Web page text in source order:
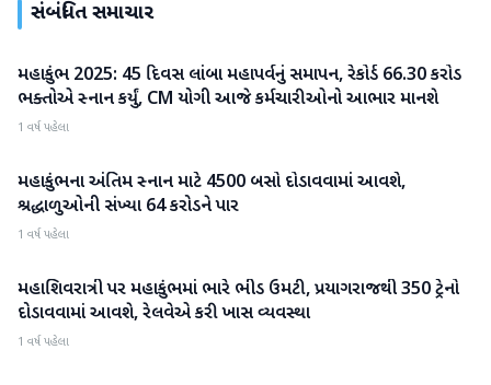
સંબંધિત સમાચાર
મહાકુંભ
મહાકુંભ 2025: 45 દિવસ લાંબા મહાપર્વનું સમાપન, રેકોર્ડ 66.30 કરોડ
ભક્તોએ સ્નાન કર્યું, CM યોગી આજે કર્મચારીઓનો આભાર માનશે
1 વર્ષ પહેલા
મહાકુંભ
મહાકુંભના અંતિમ સ્નાન માટે 4500 બસો દોડાવવામાં આવશે,
શ્રદ્ધાળુઓની સંખ્યા 64 કરોડને પાર
1 વર્ષ પહેલા
મહાકુંભ
મહાશિવરાત્રી પર મહાકુંભમાં ભારે ભીડ ઉમટી, પ્રયાગરાજથી 350 ટ્રેનો
દોડાવવામાં આવશે, રેલવેએ કરી ખાસ વ્યવસ્થા
1 વર્ષ પહેલા